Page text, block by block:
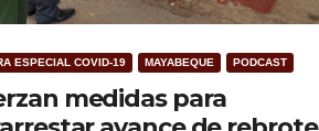
ESPECIAL COVID-19 MAYABEQUE PODCAST
medidas para